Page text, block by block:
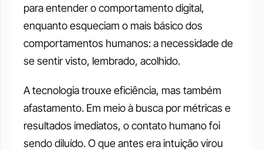
para entender o comportamento digital,
enquanto esqueciam o mais básico dos
comportamentos humanos: a necessidade de
se sentir visto, lembrado, acolhido.
A tecnologia trouxe eficiência, mas também
afastamento. Em meio à busca por métricas e
resultados imediatos, o contato humano foi
sendo diluído. O que antes era intuição virou